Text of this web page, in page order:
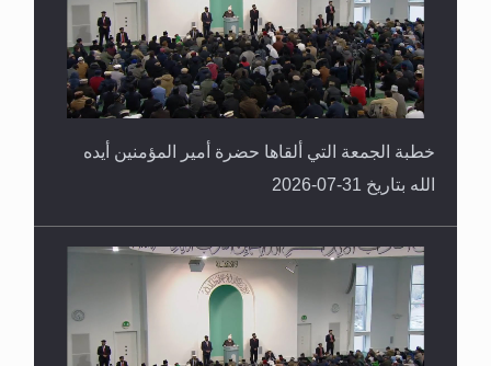
خطبة الجمعة التي ألقاها حضرة أمير المؤمنين أيده
الله بتاريخ 31-07-2026